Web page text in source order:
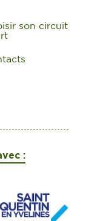
son circuit
: